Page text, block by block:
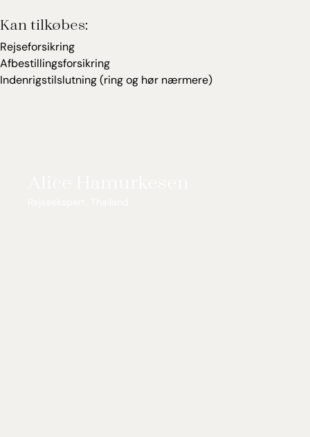
Kan tilkøbes:
Rejseforsikring
Afbestillingsforsikring
Indenrigstilslutning (ring og hør nærmere)